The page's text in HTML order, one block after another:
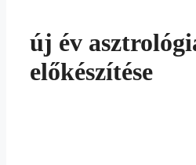
új év
előkészítése